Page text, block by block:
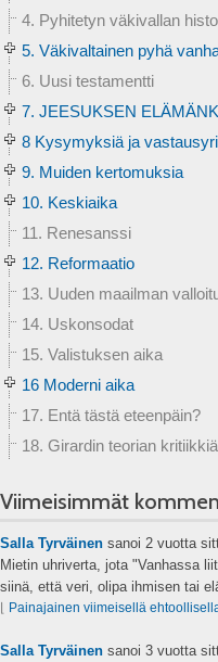
4. Pyhitetyn väkivallan
5. Väkivaltainen pyhä
6. Uusi testamentti
7. JEESUKSEN
8 Kysymyksiä ja
9. Muiden kertomuksia
10. Keskiaika
11. Renesanssi
12. Reformaatio
13. Uuden maailman
14. Uskonsodat
15. Valistuksen aika
16 Moderni aika
17. Entä tästä eteenpäin?
18. Girardin teorian kritiikkiä
Viimeisimmät
Salla Tyrväinen sanoi 2 vuotta
Mietin uhriverta, jota "Vanhassa
siinä, että veri, olipa ihmisen tai
⌊ Painajainen viimeisellä
Salla Tyrväinen sanoi 3 vuotta